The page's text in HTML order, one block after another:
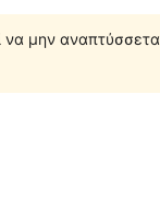
μην